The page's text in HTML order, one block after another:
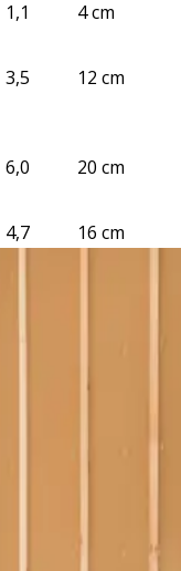
1,1
4 cm
3,5 12 cm
6,0 20 cm
4,7 16 cm